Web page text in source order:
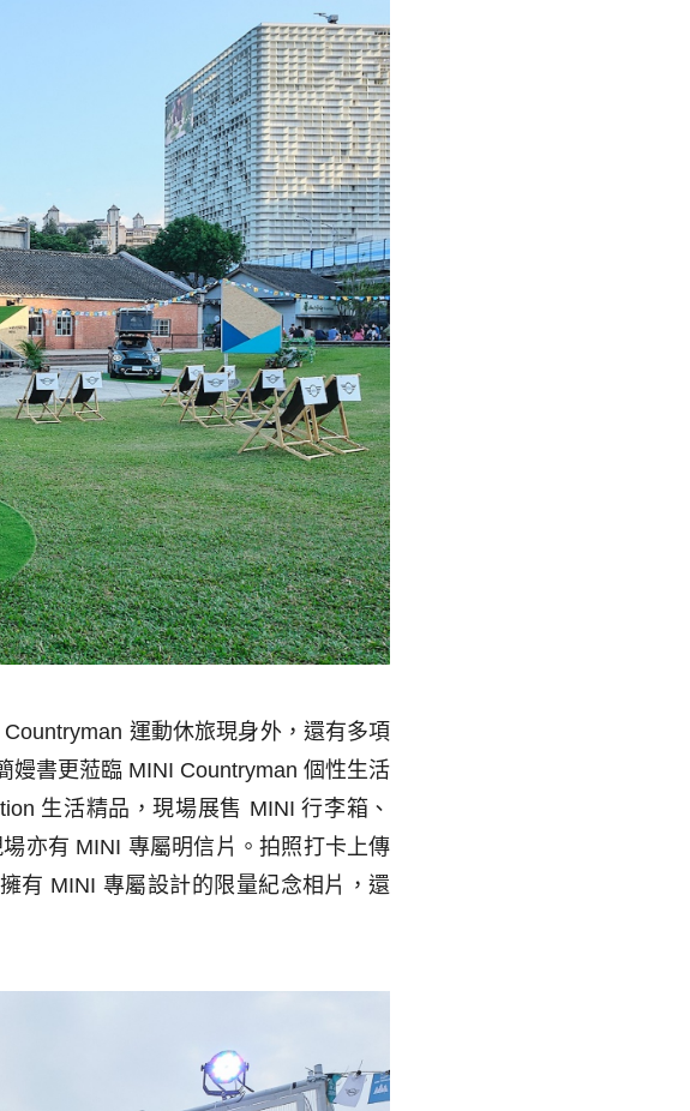
Countryman 運動休旅現身外，還有多項
嫚書更蒞臨 MINI Countryman個性生活
生活精品，現場展售 MINI行李箱、
亦有 MINI 專屬明信片。拍照打卡上傳
有 MINI 專屬設計的限量紀念相片，還